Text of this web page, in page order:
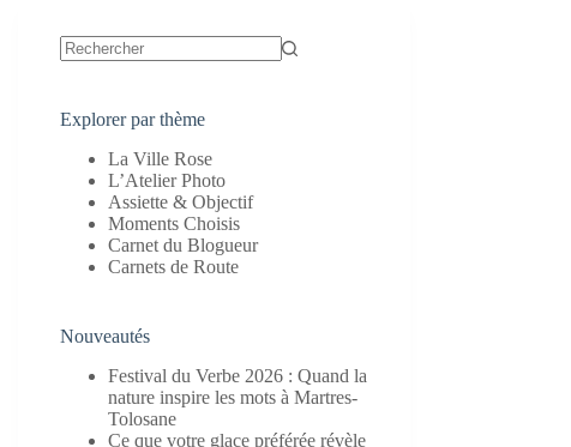
Explorer par thème
La Ville Rose
L’Atelier Photo
Assiette & Objectif
Moments Choisis
Carnet du Blogueur
Carnets de Route
Nouveautés
Festival du Verbe 2026 : Quand la
nature inspire les mots à Martres-
Tolosane
Ce que votre glace préférée révèle